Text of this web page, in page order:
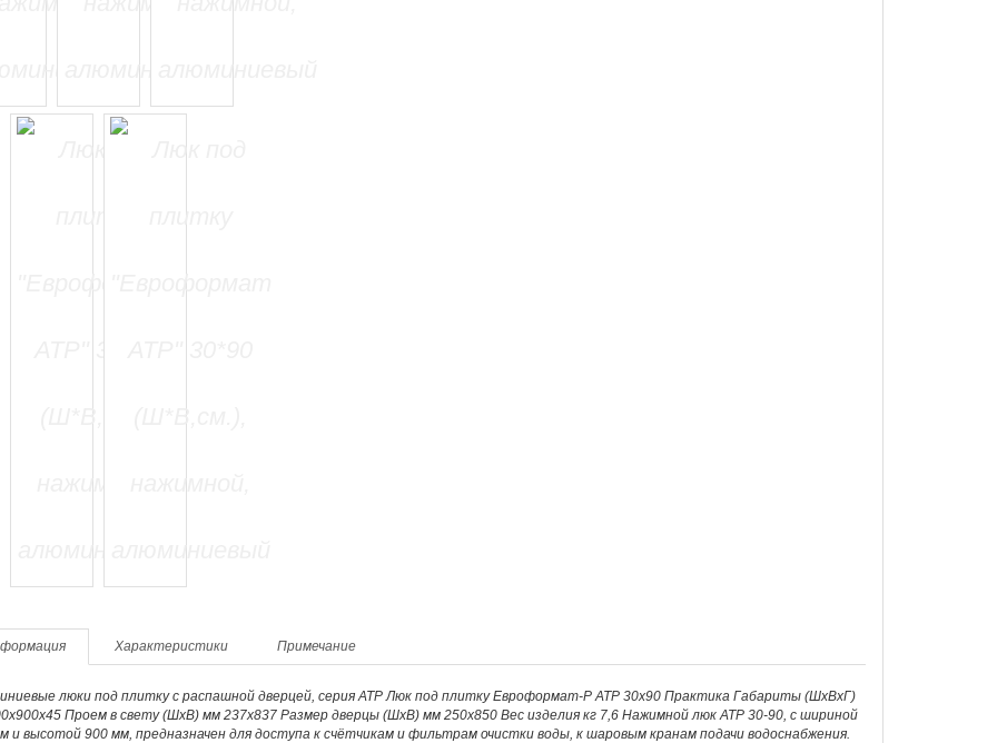
Характеристики Примечание
люки под плитку с распашной дверцей, серия АТР Люк под плитку Евроформат-Р АТР 30х90 Практика Габариты (ШхВхГ)
Проем в свету (ШхВ) мм 237х837 Размер дверцы (ШхВ) мм 250х850 Вес изделия кг 7,6 Нажимной люк АТР 30-90, с шириной
и высотой 900 мм, предназначен для доступа к счётчикам и фильтрам очистки воды, к шаровым кранам подачи водоснабжения.